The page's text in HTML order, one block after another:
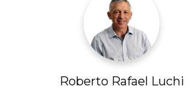
Roberto Rafael Luchi